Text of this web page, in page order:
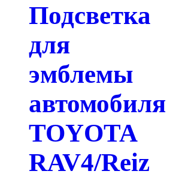
Подсветка
для
эмблемы
автомобиля
TOYOTA
RAV4/Reiz